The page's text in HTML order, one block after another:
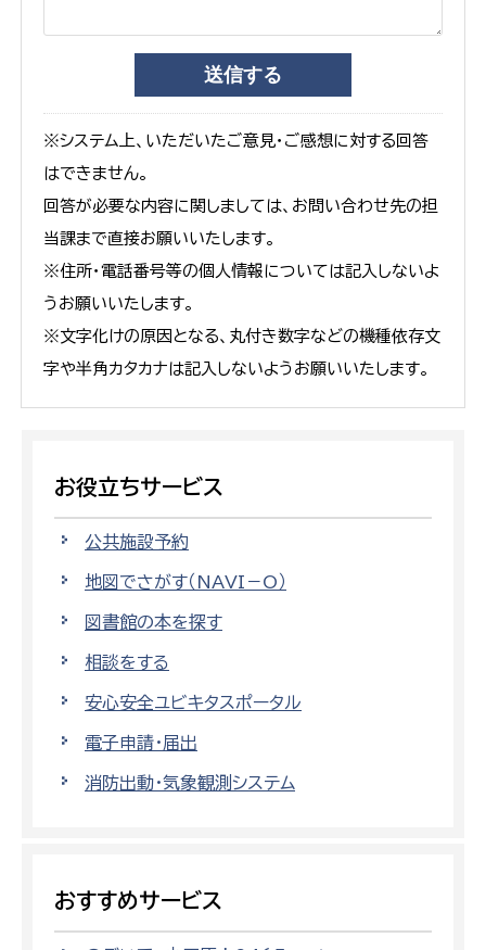
※システム上、いただいたご意見・ご感想に対する回答
はできません。
回答が必要な内容に関しましては、お問い合わせ先の担
当課まで直接お願いいたします。
※住所・電話番号等の個人情報については記入しないよ
うお願いいたします。
※文字化けの原因となる、丸付き数字などの機種依存文
字や半角カタカナは記入しないようお願いいたします。
お役立ちサービス
公共施設予約
地図でさがす（NAVI－O）
図書館の本を探す
相談をする
安心安全ユビキタスポータル
電子申請・届出
消防出動・気象観測システム
おすすめサービス